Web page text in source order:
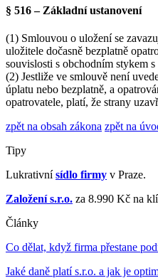
§ 516 – Základní ustanovení
(1) Smlouvou o uložení se
uložitele dočasně bezplatně
souvislosti s obchodním stykem
(2) Jestliže ve smlouvě není
úplatu nebo bezplatně, a
opatrovatele, platí, že strany
zpět na obsah zákona zpět na
Tipy
Lukrativnísídlo firmy v Praze.
Založení s.r.o. za 8.990 Kč na
Články
Co dělat, když firma přestane
Jaké daně platí s.r.o. a jak je